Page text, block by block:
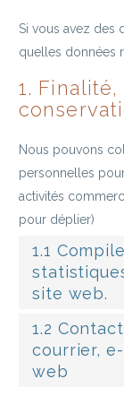
Si vous avez des
quelles données
1.
Nous pouvons
personnelles
activités
pour déplier)
1.1
site web.
1.2
courrier,
web